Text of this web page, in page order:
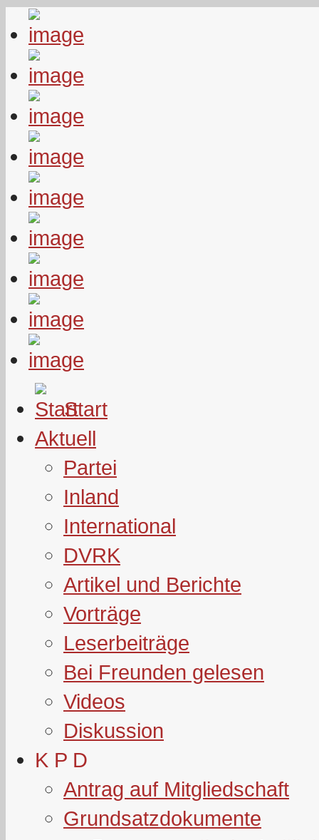
Start
Aktuell
Partei
Inland
International
DVRK
Artikel und Berichte
Vorträge
Leserbeiträge
Bei Freunden gelesen
Videos
Diskussion
K P D
Antrag auf Mitgliedschaft
Grundsatzdokumente